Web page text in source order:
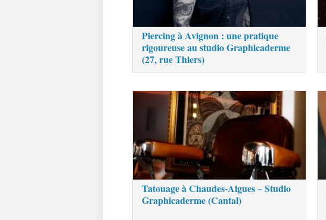
Piercing à Avignon : une pratique
rigoureuse au studio Graphicaderme
(27, rue Thiers)
Tatouage à Chaudes-Aigues – Studio
Graphicaderme (Cantal)